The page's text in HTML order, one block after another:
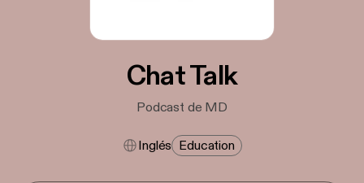
Chat Talk
Podcast de MD
Inglés Education